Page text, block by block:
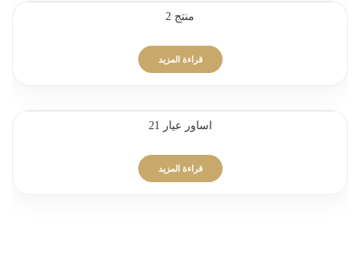
منتج 2
قراءة المزيد
اساور عيار 21
قراءة المزيد